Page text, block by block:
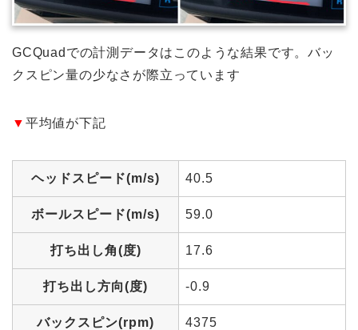
GCQuadでの計測データはこのような結果です。バッ
クスピン量の少なさが際立っています
▼ 平均値が下記
ヘッドスピード(m/s) 40.5
ボールスピード(m/s) 59.0
打ち出し角(度) 17.6
打ち出し方向(度) -0.9
バックスピン(rpm) 4375